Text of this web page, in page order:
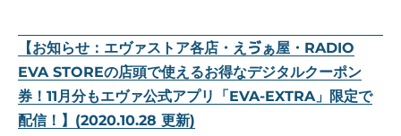
【お知らせ：エヴァストア各店・えゔぁ屋・RADIO
EVA STOREの店頭で使えるお得なデジタルクーポン
券！11月分もエヴァ公式アプリ「EVA-EXTRA」限定で
配信！】(2020.10.28 更新)